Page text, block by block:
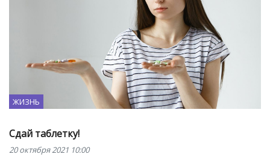
ЖИЗНЬ
Сдай таблетку!
20 октября 2021 10:00